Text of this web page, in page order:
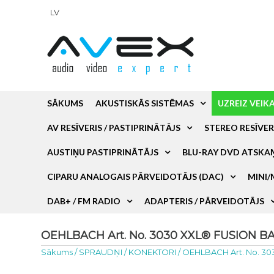
LV
SĀKUMS AKUSTISKĀS SISTĒMAS UZREIZ
AV RESĪVERIS / PASTIPRINĀTĀJS STEREO
AUSTIŅU PASTIPRINĀTĀJS BLU-RAY DVD
CIPARU ANALOGAIS PĀRVEIDOTĀJS (DAC) MINI/
DAB+ / FM RADIO ADAPTERIS / PĀRVEIDOTĀJS
OEHLBACH Art. No. 3030 XXL® FUSION
Sākums/SPRAUDŅI / KONEKTORI /OEHLBACH Art. No.